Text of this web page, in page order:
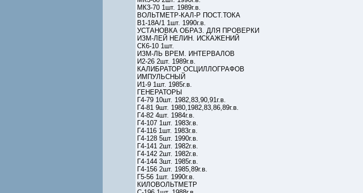
МК3-70 1шт. 1989г.в.
ВОЛЬТМЕТР-КАЛ-Р ПОСТ.ТОКА
В1-18А/1 1шт. 1990г.в.
УСТАНОВКА ОБРАЗ. ДЛЯ ПРОВЕРКИ
ИЗМ-ЛЕЙ НЕЛИН. ИСКАЖЕНИЙ
СК6-10 1шт.
ИЗМ-ЛЬ ВРЕМ. ИНТЕРВАЛОВ
И2-26 2шт. 1989г.в.
КАЛИБРАТОР ОСЦИЛЛОГРАФОВ
ИМПУЛЬСНЫЙ
И1-9 1шт. 1985г.в.
ГЕНЕРАТОРЫ
Г4-79 10шт. 1982,83,90,91г.в.
Г4-81 9шт. 1980,1982,83,86,89г.в.
Г4-82 4шт. 1984г.в.
Г4-107 1шт. 1983г.в.
Г4-116 1шт. 1983г.в.
Г4-128 5шт. 1990г.в.
Г4-141 2шт. 1982г.в.
Г4-142 2шт. 1982г.в.
Г4-144 3шт. 1985г.в.
Г4-156 2шт. 1985,89г.в.
Г5-56 1шт. 1990г.в.
КИЛОВОЛЬТМЕТР